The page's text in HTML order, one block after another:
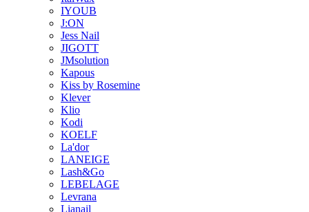
IYOUB
J:ON
Jess Nail
JIGOTT
JMsolution
Kapous
Kiss by Rosemine
Klever
Klio
Kodi
KOELF
La'dor
LANEIGE
Lash&Go
LEBELAGE
Levrana
Lianail